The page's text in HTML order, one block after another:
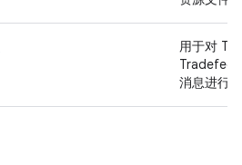
用于对
消息进行